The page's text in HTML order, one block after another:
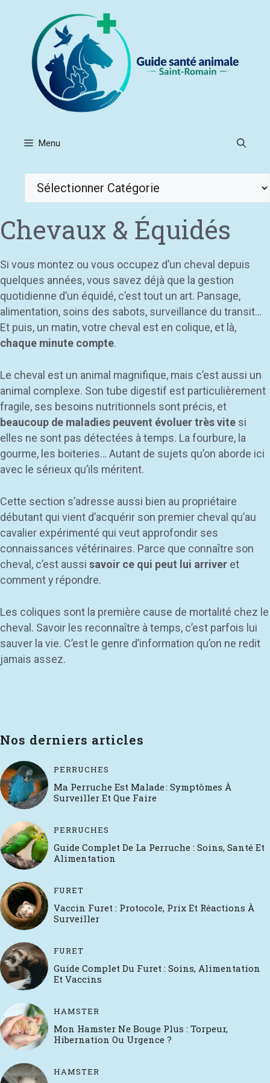
contenu
Menu
Catégories
Chevaux & Équidés
Si vous montez ou vous occupez d’un cheval depuis
quelques années, vous savez déjà que la gestion
quotidienne d’un équidé, c’est tout un art. Pansage,
alimentation, soins des sabots, surveillance du transit…
Et puis, un matin, votre cheval est en colique, et là,
chaque minute compte.
Le cheval est un animal magnifique, mais c’est aussi un
animal complexe. Son tube digestif est particulièrement
fragile, ses besoins nutritionnels sont précis, et
beaucoup de maladies peuvent évoluer très vite si
elles ne sont pas détectées à temps. La fourbure, la
gourme, les boiteries… Autant de sujets qu’on aborde ici
avec le sérieux qu’ils méritent.
Cette section s’adresse aussi bien au propriétaire
débutant qui vient d’acquérir son premier cheval qu’au
cavalier expérimenté qui veut approfondir ses
connaissances vétérinaires. Parce que connaître son
cheval, c’est aussi savoir ce qui peut lui arriver et
comment y répondre.
Les coliques sont la première cause de mortalité chez le
cheval. Savoir les reconnaître à temps, c’est parfois lui
sauver la vie. C’est le genre d’information qu’on ne redit
jamais assez.
Nos derniers articles
PERRUCHES
Ma Perruche Est Malade : Symptômes À
Surveiller Et Que Faire
PERRUCHES
Guide Complet De La Perruche : Soins, Santé Et
Alimentation
FURET
Vaccin Furet : Protocole, Prix Et Réactions À
Surveiller
FURET
Guide Complet Du Furet : Soins, Alimentation
Et Vaccins
HAMSTER
Mon Hamster Ne Bouge Plus : Torpeur,
Hibernation Ou Urgence ?
HAMSTER